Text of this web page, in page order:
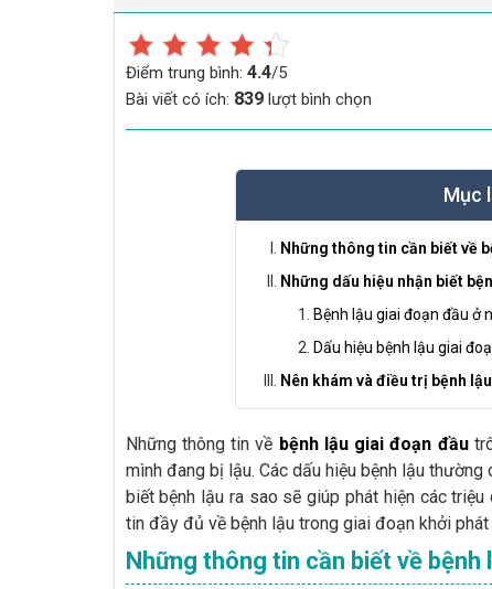
Điểm trung bình: 4.4/5
Bài viết có ích: 839lượt bình chọn
Mục
Những thông tin cần biết về
Những dấu hiệu nhận biết
Bệnh lậu giai đoạn đầu ở
Dấu hiệu bệnh lậu giai
Nên khám và điều trị bệnh
Những thông tin về bệnh lậu giai đoạn đầu
mình đang bị lậu. Các dấu hiệu bệnh lậu
biết bệnh lậu ra sao sẽ giúp phát hiện các
tin đầy đủ về bệnh lậu trong giai đoạn khởi
Những thông tin cần biết về bệnh